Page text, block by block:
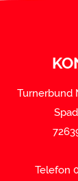
Turnerbund
Telefon